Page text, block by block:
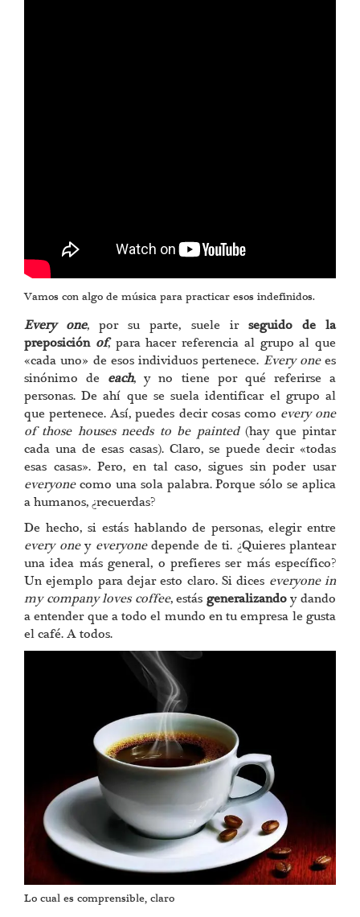
Vamos con algo de música para practicar esos indefinidos.
Every one, por su parte, suele ir seguido de la
preposición of, para hacer referencia al grupo al que
«cada uno» de esos individuos pertenece. Every onees
sinónimo de each, y no tiene por qué referirse a
personas. De ahí que se suela identificar el grupo al
que pertenece. Así, puedes decir cosas como every one
of those houses needs to be painted(hay que pintar
cada una de esas casas). Claro, se puede decir «todas
esas casas». Pero, en tal caso, sigues sin poder usar
everyonecomo una sola palabra. Porque sólo se aplica
a humanos, ¿recuerdas?
De hecho, si estás hablando de personas, elegir entre
every oney everyonedepende de ti. ¿Quieres plantear
una idea más general, o prefieres ser más específico?
Un ejemplo para dejar esto claro. Si dices everyone in
my company loves coffee, estás generalizandoy dando
a entender que a todo el mundo en tu empresa le gusta
el café. A todos.
Lo cual es comprensible, claro